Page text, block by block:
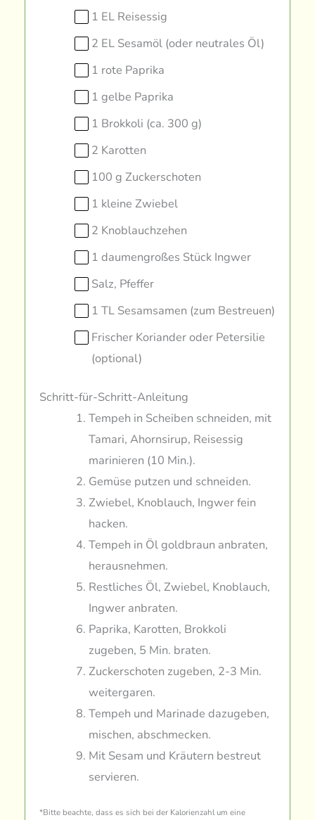
1 EL Reisessig
2 EL Sesamöl (oder neutrales Öl)
1 rote Paprika
1 gelbe Paprika
1 Brokkoli (ca. 300 g)
2 Karotten
100 g Zuckerschoten
1 kleine Zwiebel
2 Knoblauchzehen
1 daumengroßes Stück Ingwer
Salz, Pfeffer
1 TL Sesamsamen (zum Bestreuen)
Frischer Koriander oder Petersilie
(optional)
Schritt-für-Schritt-Anleitung
Tempeh in Scheiben schneiden, mit
Tamari, Ahornsirup, Reisessig
marinieren (10 Min.).
Gemüse putzen und schneiden.
Zwiebel, Knoblauch, Ingwer fein
hacken.
Tempeh in Öl goldbraun anbraten,
herausnehmen.
Restliches Öl, Zwiebel, Knoblauch,
Ingwer anbraten.
Paprika, Karotten, Brokkoli
zugeben, 5 Min. braten.
Zuckerschoten zugeben, 2-3 Min.
weitergaren.
Tempeh und Marinade dazugeben,
mischen, abschmecken.
Mit Sesam und Kräutern bestreut
servieren.
*Bitte beachte, dass es sich bei der Kalorienzahl um eine